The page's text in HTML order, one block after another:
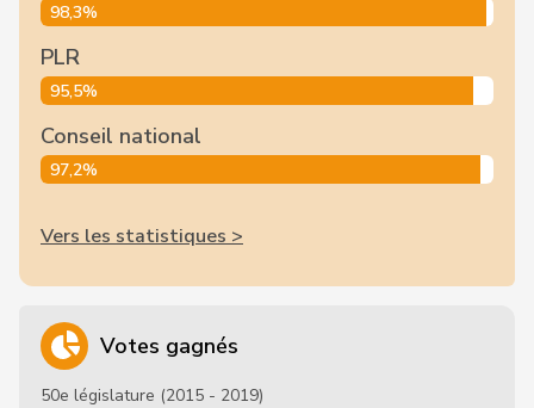
98,3%
PLR
95,5%
Conseil national
97,2%
Vers les statistiques >
Votes gagnés
50e législature (2015 - 2019)